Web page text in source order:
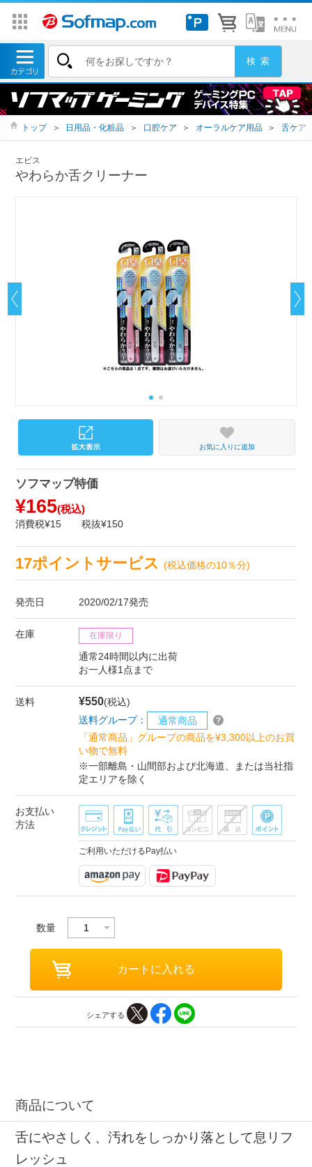
トップ ＞ 日用品・化粧品 ＞ 口腔ケア ＞ オーラルケア用品 ＞ 舌ケア
エビス
やわらか舌クリーナー
お気に入りに追加
ソフマップ特価
¥165(税込)
消費税¥15 税抜¥150
17ポイントサービス(税込価格の10％分)
発売日 2020/02/17発売
在庫 在庫限り
通常24時間以内に出荷
お一人様1点まで
送料 ¥550(税込)
送料グループ：
通常商品
「通常商品」グループの商品を¥3,300以上のお買
い物で無料
※一部離島・山間部および北海道、または当社指
定エリアを除く
お支払い
方法
ご利用いただけるPay払い
数量
シェアする
商品について
舌にやさしく、汚れをしっかり落として息リフ
レッシュ